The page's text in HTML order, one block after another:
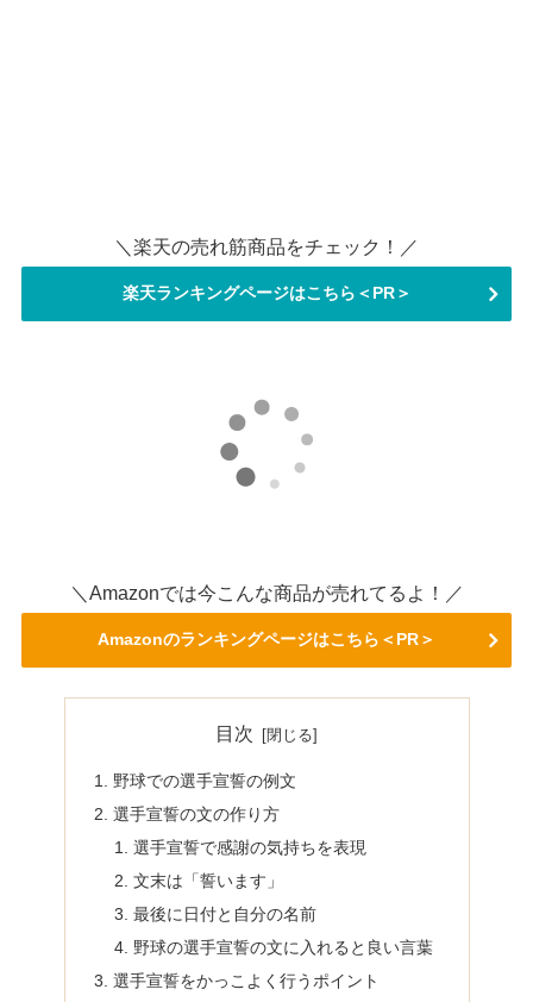
＼楽天の売れ筋商品をチェック！／
楽天ランキングページはこちら＜PR＞
＼Amazonでは今こんな商品が売れてるよ！／
Amazonのランキングページはこちら＜PR＞
目次
野球での選手宣誓の例文
選手宣誓の文の作り方
選手宣誓で感謝の気持ちを表現
文末は「誓います」
最後に日付と自分の名前
野球の選手宣誓の文に入れると良い言葉
選手宣誓をかっこよく行うポイント